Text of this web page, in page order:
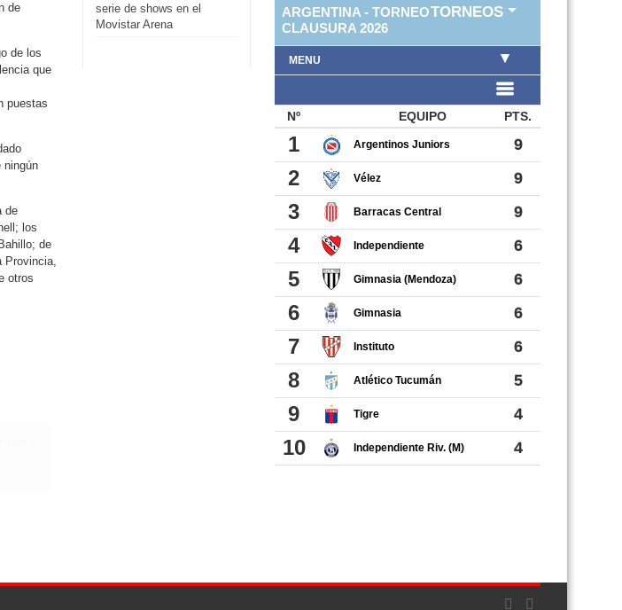
de
de los
que
puestas
ningún
de
los
de
Provincia,
otros
serie de shows en el
Movistar Arena